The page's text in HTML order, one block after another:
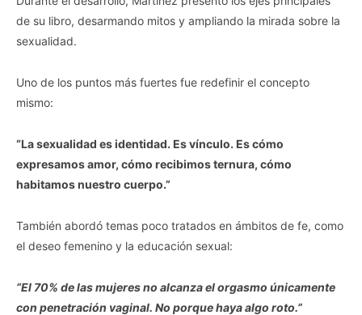
de su libro, desarmando mitos y ampliando la mirada sobre la
sexualidad.
Uno de los puntos más fuertes fue redefinir el concepto
mismo:
“La sexualidad es identidad. Es vínculo. Es cómo
expresamos amor, cómo recibimos ternura, cómo
habitamos nuestro cuerpo.”
También abordó temas poco tratados en ámbitos de fe, como
el deseo femenino y la educación sexual:
“El 70% de las mujeres no alcanza el orgasmo únicamente
con penetración vaginal. No porque haya algo roto.”